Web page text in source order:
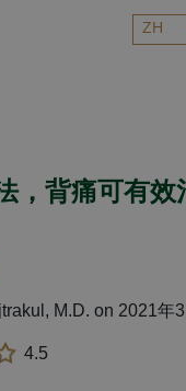
ZH
，背痛可有效
M.D. on 2021年
4.5